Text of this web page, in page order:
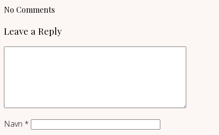
No Comments
Leave a Reply
Navn *